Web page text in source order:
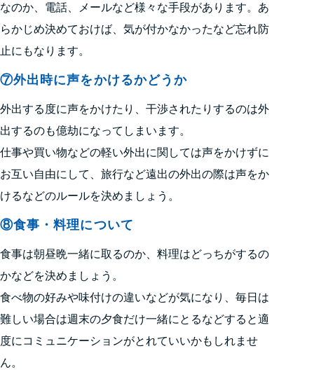
なのか、電話、メールなど様々な手段があります。あ
らかじめ決めておけば、気が付かなかったなど忘れ防
止にもなります。
⑦外出時に声をかけるかどうか
外出する度に声をかけたり、干渉されたりするのは外
出するのも億劫になってしまいます。
仕事や買い物などの軽い外出に関しては声をかけずに
お互い自由にして、旅行など遠出の外出の際は声をか
けるなどのルールを決めましょう。
⑧食事・料理について
食事は朝昼晩一緒に取るのか、料理はどっちがするの
かなどを決めましょう。
食べ物の好みや味付けの違いなどが気になり、毎日は
難しい場合は週末の夕食だけ一緒にとるなどすると適
度にコミュニケーションがとれていいかもしれませ
ん。